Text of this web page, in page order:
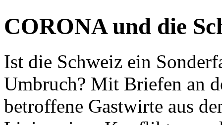
CORONA und die
Ist die Schweiz ein
Umbruch? Mit Briefen an
betroffene Gastwirte aus